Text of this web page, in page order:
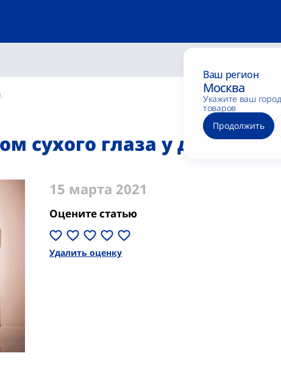
Ваш регион
Москва
Укажите ваш
товаров
Продолжить
сухого глаза у детей.
15 марта 2021
Оцените статью
Удалить оценку